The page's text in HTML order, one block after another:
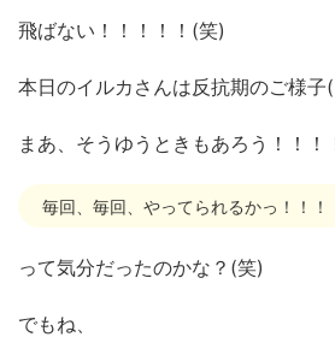
飛ばない！！！！！(笑)
本日のイルカさんは反抗期のご様子
まあ、そうゆうときもあろう！！！
毎回、毎回、やってられるかっ！！！
って気分だったのかな？(笑)
でもね、